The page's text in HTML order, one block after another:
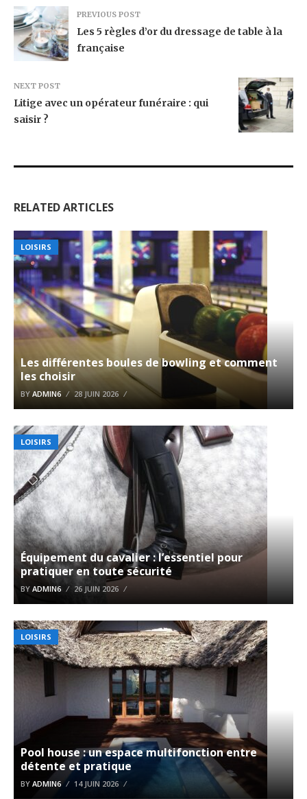
PREVIOUS POST
Les 5 règles d’or du dressage de table à la
française
NEXT POST
Litige avec un opérateur funéraire : qui
saisir ?
RELATED ARTICLES
LOISIRS
Les différentes boules de bowling et comment
les choisir
BY ADMIN6 28 JUIN 2026
LOISIRS
Équipement du cavalier : l’essentiel pour
pratiquer en toute sécurité
BY ADMIN6 26 JUIN 2026
LOISIRS
Pool house : un espace multifonction entre
détente et pratique
BY ADMIN6 14 JUIN 2026